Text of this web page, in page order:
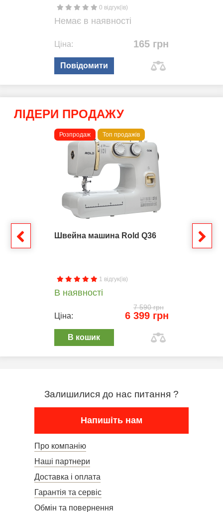
0 відгук(ів)
Немає в наявності
Ціна: 165 грн
Повідомити
ЛІДЕРИ ПРОДАЖУ
Розпродаж Топ продажів
Швейна машина Rold Q36
1 відгук(ів)
В наявності
7 590 грн
Ціна: 6 399 грн
В кошик
Залишилися до нас питання ?
Напишіть нам
Про компанію
Наші партнери
Доставка і оплата
Гарантія та сервіс
Обмін та повернення